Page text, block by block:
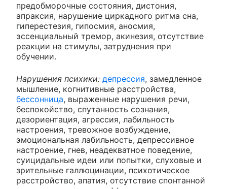
предобморочные состояния, дистония,
апраксия, нарушение циркадного ритма сна,
гиперестезия, гипосмия, аносмия,
эссенциальный тремор, акинезия, отсутствие
реакции на стимулы, затруднения при
обучении.
Нарушения психики: депрессия, замедленное
мышление, когнитивные расстройства,
бессонница, выраженные нарушения речи,
беспокойство, спутанность сознания,
дезориентация, агрессия, лабильность
настроения, тревожное возбуждение,
эмоциональная лабильность, депрессивное
настроение, гнев, неадекватное поведение,
суицидальные идеи или попытки, слуховые и
зрительные галлюцинации, психотическое
расстройство, апатия, отсутствие спонтанной